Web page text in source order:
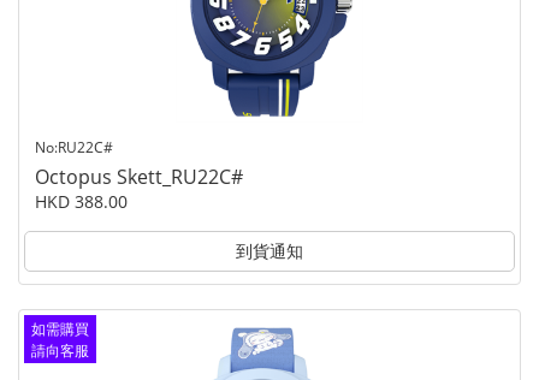
No:RU22C#
Octopus Skett_RU22C#
HKD 388.00
到貨通知
如需購買
請向客服